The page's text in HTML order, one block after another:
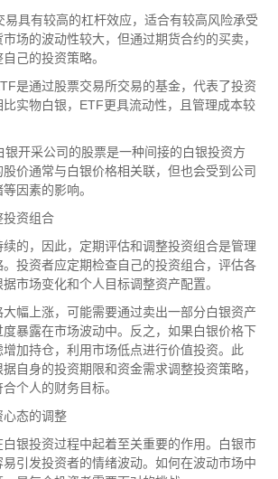
易具有较高的杠杆效应，适合有较高风险承受
场的波动性较大，但通过期货合约的买卖，
己的投资策略。
是通过股票交易所交易的基金，代表了投资
实物白银，ETF更具流动性，且管理成本较
开采公司的股票是一种间接的白银投资方
价通常与白银价格相关联，但也会受到公司
因素的影响。
投资组合
的，因此，定期评估和调整投资组合是管理
。投资者应定期检查自己的投资组合，评估各
市场变化和个人目标调整资产配置。
幅上涨，可能需要通过卖出一部分白银资产
暴露在市场波动中。反之，如果白银价格下
加持仓，利用市场低点进行价值投资。此
自身的投资期限和资金需求调整投资策略，
个人的财务目标。
心态的调整
银投资过程中起着至关重要的作用。白银市
引发投资者的情绪波动。如何在波动市场中